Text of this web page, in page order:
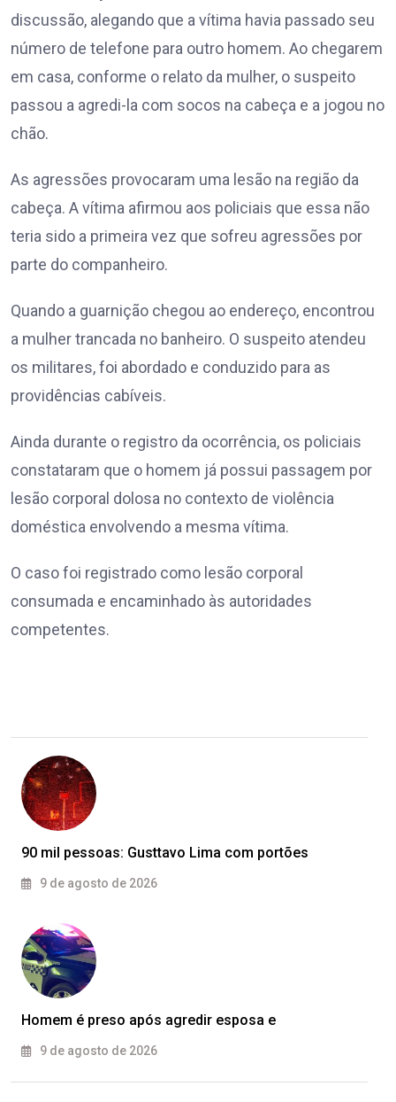
discussão, alegando que a vítima havia passado seu
número de telefone para outro homem. Ao chegarem
em casa, conforme o relato da mulher, o suspeito
passou a agredi-la com socos na cabeça e a jogou no
chão.
As agressões provocaram uma lesão na região da
cabeça. A vítima afirmou aos policiais que essa não
teria sido a primeira vez que sofreu agressões por
parte do companheiro.
Quando a guarnição chegou ao endereço, encontrou
a mulher trancada no banheiro. O suspeito atendeu
os militares, foi abordado e conduzido para as
providências cabíveis.
Ainda durante o registro da ocorrência, os policiais
constataram que o homem já possui passagem por
lesão corporal dolosa no contexto de violência
doméstica envolvendo a mesma vítima.
O caso foi registrado como lesão corporal
consumada e encaminhado às autoridades
competentes.
90 mil pessoas: Gusttavo Lima com portões
9 de agosto de 2026
Homem é preso após agredir esposa e
9 de agosto de 2026